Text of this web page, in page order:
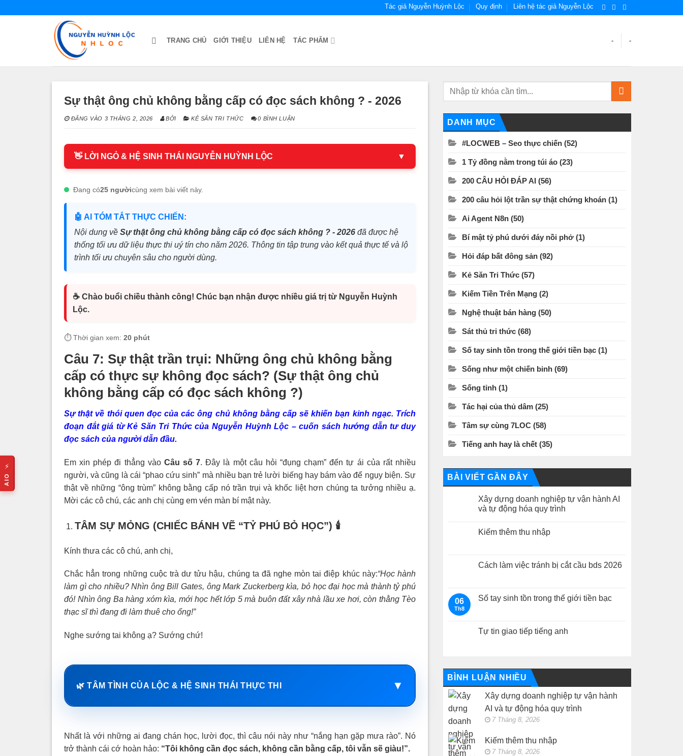
Tác giả Nguyễn Huỳnh Lộc Quy định Liên hệ tác giả Nguyễn Lộc
TRANG CHỦ GIỚI THIỆU LIÊN HỆ TÁC PHẨM - -
Sự thật ông chủ không bằng cấp có đọc sách không ? - 2026
ĐĂNG VÀO 3 THÁNG 2, 2026 BỞI KẺ SĂN TRI THỨC 0 BÌNH LUẬN
👋 LỜI NGỎ & HỆ SINH THÁI NGUYỄN HUỲNH LỘC ▼
Đang có25 ngườicùng xem bài viết này.
🤖 AI TÓM TẮT THỰC CHIẾN:
Nội dung về Sự thật ông chủ không bằng cấp có đọc sách không ? - 2026 đã được hệ
thống tối ưu dữ liệu thực thi uý tín cho năm 2026. Thông tin tập trung vào kết quả thực tế và lộ
trình tối ưu chuyên sâu cho người dùng.
☕ Chào buổi chiều thành công! Chúc bạn nhận được nhiều giá trị từ Nguyễn Huỳnh
Lộc.
⏱️ Thời gian xem: 20 phút
Câu 7: Sự thật trần trụi: Những ông chủ không bằng
cấp có thực sự không đọc sách? (Sự thật ông chủ
không bằng cấp có đọc sách không ?)
Sự thật về thói quen đọc của các ông chủ không bằng cấp sẽ khiến bạn kinh ngạc. Trích
đoạn đắt giá từ Kẻ Săn Tri Thức của Nguyễn Huỳnh Lộc – cuốn sách hướng dẫn tư duy
đọc sách của người dẫn đầu.
Em xin phép đi thẳng vào Câu số 7. Đây là một câu hỏi “đụng chạm” đến tự ái của rất nhiều
người, và cũng là cái “phao cứu sinh” mà nhiều bạn trẻ lười biếng hay bám vào để ngụy biện. Sự
thật về những “ông trùm” không bằng cấp nó trần trụi và khốc liệt hơn chúng ta tưởng nhiều ạ.
Mời các cô chú, các anh chị cùng em vén màn bí mật này.
TÂM SỰ MỎNG (CHIẾC BÁNH VẼ “TỶ PHÚ BỎ HỌC”) 🕯️
Kính thưa các cô chú, anh chị,
Chắc hẳn trong những cuộc trà dư tửu hậu, chúng ta đã nghe mòn tai điệp khúc này:“Học hành
làm gì cho nhiều? Nhìn ông Bill Gates, ông Mark Zuckerberg kìa, bỏ học đại học mà thành tỷ phú
đó! Nhìn ông Ba hàng xóm kìa, mới học hết lớp 5 mà buôn đất xây nhà lầu xe hơi, còn thằng Tèo
thạc sĩ thì đang đi làm thuê cho ổng!”
Nghe sướng tai không ạ? Sướng chứ!
🌿 TÂM TÌNH CỦA LỘC & HỆ SINH THÁI THỰC THI ▼
Nhất là với những ai đang chán học, lười đọc, thì câu nói này như “nắng hạn gặp mưa rào”. Nó
trở thành cái cớ hoàn hảo: “Tôi không cần đọc sách, không cần bằng cấp, tôi vẫn sẽ giàu!”.
DANH MỤC
#LOCWEB – Seo thực chiến (52)
1 Tỷ đồng nằm trong túi áo (23)
200 CÂU HỎI ĐÁP AI (56)
200 câu hỏi lột trần sự thật chứng khoán (1)
Ai Agent N8n (50)
Bí mật tỷ phú dưới đáy nồi phở (1)
Hỏi đáp bất đông sản (92)
Kẻ Săn Tri Thức (57)
Kiếm Tiền Trên Mạng (2)
Nghệ thuật bán hàng (50)
Sát thủ tri thức (68)
Số tay sinh tồn trong thế giới tiền bạc (1)
Sống như một chiến binh (69)
Sống tỉnh (1)
Tác hại của thủ dâm (25)
Tâm sự cùng 7LOC (58)
Tiếng anh hay là chết (35)
BÀI VIẾT GẦN ĐÂY
Xây dựng doanh nghiệp tự vận hành AI
và tự động hóa quy trình
bình
doanh
AI
quy
Kiếm thêm thu nhập
luận
ở
nhập
Cách làm việc tránh bị cắt cầu bds 2026
luận
ở
tránh
bị
06
Th8
Số tay sinh tồn trong thế giới tiền bạc
luận
ở
trong
thế
giới
tiền
bạc
Tự tin giao tiếp tiếng anh
ở
Tự
tin
giao
tiếp
anh
BÌNH LUẬN NHIỀU
Xây dựng doanh nghiệp tự vận hành
AI và tự động hóa quy trình
7 Tháng 8, 2026
Kiếm thêm thu nhập
7 Tháng 8, 2026
⚡
AIO